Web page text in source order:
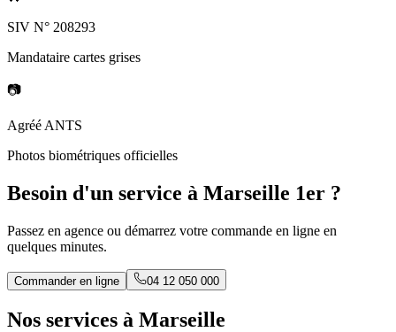
SIV N° 208293
Mandataire cartes grises
📷
Agréé ANTS
Photos biométriques officielles
Besoin d'un service à Marseille 1er ?
Passez en agence ou démarrez votre commande en ligne en
quelques minutes.
Commander en ligne 04 12 050 000
Nos services à Marseille